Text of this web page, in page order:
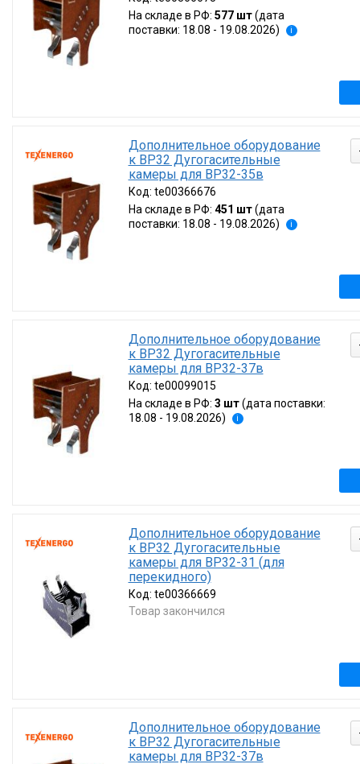
На складе в РФ: 577 шт (дата
поставки: 18.08 - 19.08.2026)
i
Дополнительное оборудование
к ВР32 Дугогасительные
камеры для ВР32-35в
Код: te00366676
На складе в РФ: 451 шт (дата
поставки: 18.08 - 19.08.2026)
i
Дополнительное оборудование
к ВР32 Дугогасительные
камеры для ВР32-37в
Код: te00099015
На складе в РФ: 3 шт (дата поставки:
18.08 - 19.08.2026)
i
Дополнительное оборудование
к ВР32 Дугогасительные
камеры для ВР32-31 (для
перекидного)
Код: te00366669
Товар закончился
Дополнительное оборудование
к ВР32 Дугогасительные
камеры для ВР32-37в
Наличие товара
Найдено товаров: